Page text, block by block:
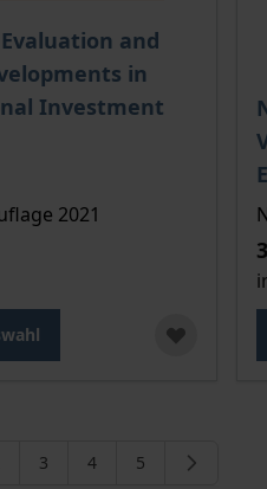
Produktoption auf der
and
in
Investment
Titels richtet sich nach
2021
gerade die Seite
Seite
3 Seite
4 Seite
5